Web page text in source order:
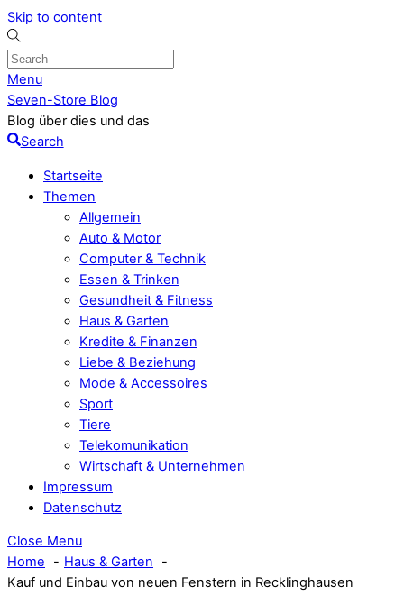
Skip to content
Menu
Seven-Store Blog
Blog über dies und das
Search
Startseite
Themen
Allgemein
Auto & Motor
Computer & Technik
Essen & Trinken
Gesundheit & Fitness
Haus & Garten
Kredite & Finanzen
Liebe & Beziehung
Mode & Accessoires
Sport
Tiere
Telekomunikation
Wirtschaft & Unternehmen
Impressum
Datenschutz
Close Menu
Home
Haus & Garten
Kauf und Einbau von neuen Fenstern in Recklinghausen